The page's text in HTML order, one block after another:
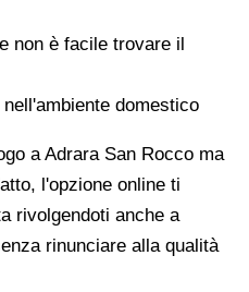
non è facile trovare il
domestico
a Adrara San Rocco ma
l'opzione online ti
rivolgendoti anche a
rinunciare alla qualità